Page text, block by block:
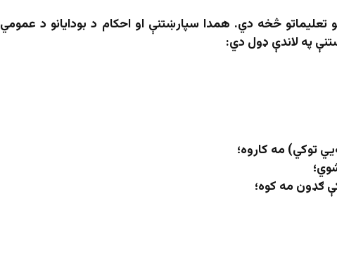
څخه دي. همدا سپارښتنې او احکام د بودایانو د عمومي
په لاندې ډول دي: